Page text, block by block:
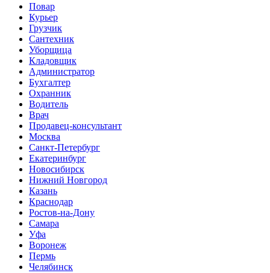
Повар
Курьер
Грузчик
Сантехник
Уборщица
Кладовщик
Администратор
Бухгалтер
Охранник
Водитель
Врач
Продавец-консультант
Москва
Санкт-Петербург
Екатеринбург
Новосибирск
Нижний Новгород
Казань
Краснодар
Ростов-на-Дону
Самара
Уфа
Воронеж
Пермь
Челябинск